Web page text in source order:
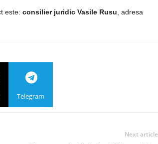
este: consilier juridic Vasile Rusu , adresa
Telegram
Next article